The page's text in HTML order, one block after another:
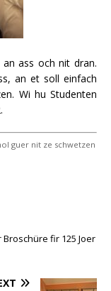
ass och nit dran.
an et soll einfach
Wi hu Studenten
guer nit ze schwetzen
fir 125 Joer